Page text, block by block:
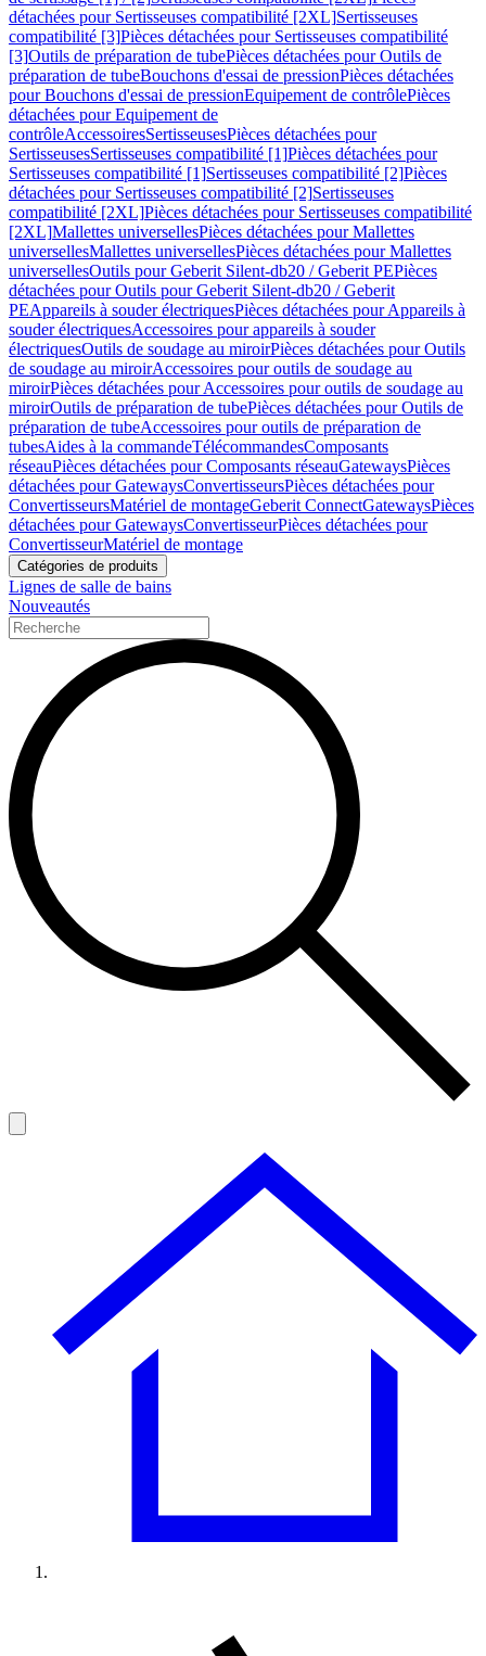
détachées pour Sertisseuses compatibilité [2XL]Sertisseuses
compatibilité [3]Pièces détachées pour Sertisseuses compatibilité
[3]Outils de préparation de tubePièces détachées pour Outils de
préparation de tubeBouchons d'essai de pressionPièces détachées
pour Bouchons d'essai de pressionEquipement de contrôlePièces
détachées pour Equipement de
contrôleAccessoiresSertisseusesPièces détachées pour
SertisseusesSertisseuses compatibilité [1]Pièces détachées pour
Sertisseuses compatibilité [1]Sertisseuses compatibilité [2]Pièces
détachées pour Sertisseuses compatibilité [2]Sertisseuses
compatibilité [2XL]Pièces détachées pour Sertisseuses compatibilité
[2XL]Mallettes universellesPièces détachées pour Mallettes
universellesMallettes universellesPièces détachées pour Mallettes
universellesOutils pour Geberit Silent-db20 / Geberit PEPièces
détachées pour Outils pour Geberit Silent-db20 / Geberit
PEAppareils à souder électriquesPièces détachées pour Appareils à
souder électriquesAccessoires pour appareils à souder
électriquesOutils de soudage au miroirPièces détachées pour Outils
de soudage au miroirAccessoires pour outils de soudage au
miroirPièces détachées pour Accessoires pour outils de soudage au
miroirOutils de préparation de tubePièces détachées pour Outils de
préparation de tubeAccessoires pour outils de préparation de
tubesAides à la commandeTélécommandesComposants
réseauPièces détachées pour Composants réseauGatewaysPièces
détachées pour GatewaysConvertisseursPièces détachées pour
ConvertisseursMatériel de montageGeberit ConnectGatewaysPièces
détachées pour GatewaysConvertisseurPièces détachées pour
ConvertisseurMatériel de montage
Catégories de produits
Lignes de salle de bains
Nouveautés